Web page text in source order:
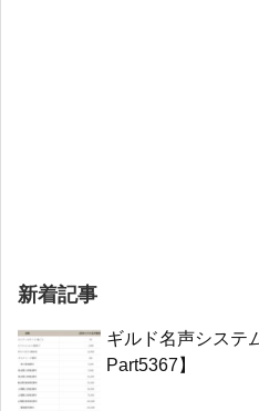
新着記事
ギルド名声システ
Part5367】